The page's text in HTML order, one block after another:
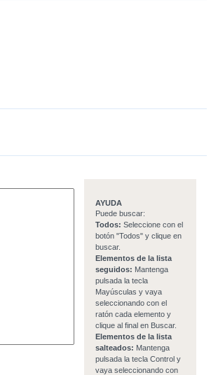
AYUDA
Puede buscar:
Todos: Seleccione con el
botón "Todos" y clique en
buscar.
Elementos de la lista
seguidos: Mantenga
pulsada la tecla
Mayúsculas y vaya
seleccionando con el
ratón cada elemento y
clique al final en Buscar.
Elementos de la lista
salteados: Mantenga
pulsada la tecla Control y
vaya seleccionando con